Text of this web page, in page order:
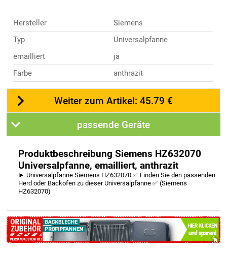
Hersteller
Siemens
Typ
Universalpfanne
emailliert
ja
Farbe
anthrazit
Weiter zum Artikel: 45.79 €
passende Geräte
Produktbeschreibung Siemens HZ632070
Universalpfanne, emailliert, anthrazit
► Universalpfanne Siemens HZ632070 ✅ Finden Sie den passenden
Herd oder Backofen zu dieser Universalpfanne ✅ (Siemens
HZ632070)